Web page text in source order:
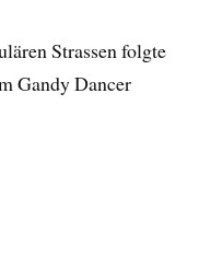
Strassen folgte
Gandy Dancer